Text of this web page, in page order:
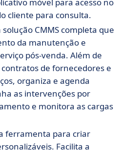
cliente para consulta.
CMMS completa que
da manutenção e
pós-venda. Além de
de fornecedores e
organiza e agenda
as intervenções por
e monitora as cargas
ferramenta para criar
Facilita a